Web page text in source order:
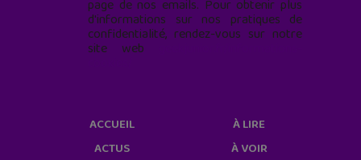
page de nos emails. Pour obtenir plus
d'informations sur nos pratiques de
confidentialité, rendez-vous sur notre
site web
ACCUEIL
ACTUS
À LIRE
À VOIR